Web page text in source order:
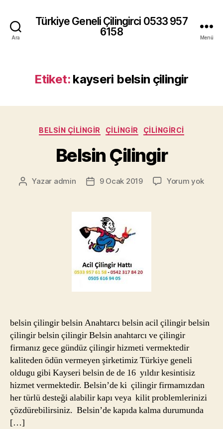
Ara
Türkiye Geneli Çilingirci 0533 957
6158
Menü
Etiket: kayseri belsin çilingir
Kategoriler
BELSIN ÇILINGIR ÇILINGIR ÇILINGIRCI
Belsin Çilingir
Yazının
Yazar admin
Yazı9 Ocak 2019 Yorum yok
belsin çilingir belsin Anahtarcı belsin acil çilingir belsin
çilingir belsin çilingir Belsin anahtarcı ve çilingir
firmanız gece gündüz çilingir hizmeti vermektedir
kaliteden ödün vermeyen şirketimiz Türkiye geneli
oldugu gibi Kayseri belsin de de 16 yıldır kesintisiz
hizmet vermektedir. Belsin’de ki çilingir firmamızdan
her türlü desteği alabilir kapı veya kilit problemlerinizi
çözdürebilirsiniz. Belsin’de kapıda kalma durumunda
[…]